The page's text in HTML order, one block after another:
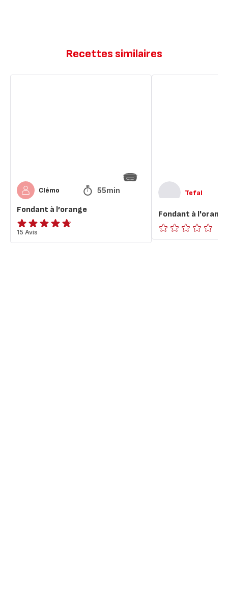
Recettes similaires
Clémo 55min
Fondant à l’orange
ratings.4.7
15 Avis
Tefal
Fondant à l'orange
ratings.0